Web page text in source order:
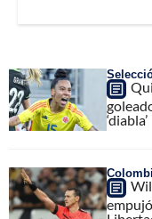
‘diabla’